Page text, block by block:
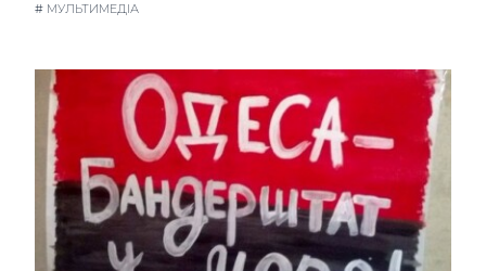
# МУЛЬТИМЕДІА